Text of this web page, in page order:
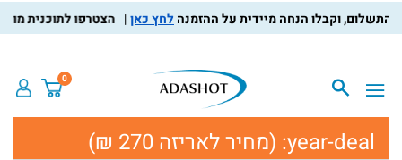
לחץ כאן הצטרפו לתוכנית
0
year-deal: (מחיר לאריזה 270 ₪)